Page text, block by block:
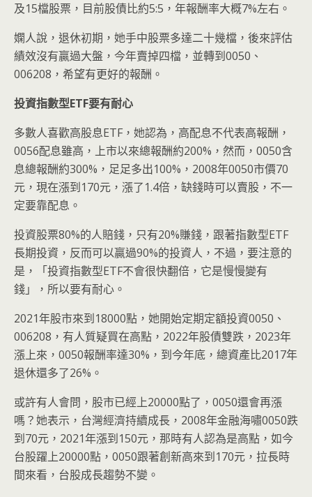
及15檔股票，目前股債比約5:5，年報酬率大概7%左右。
嫻人說，退休初期，她手中股票多達二十幾檔，後來評估
績效沒有贏過大盤，今年賣掉四檔，並轉到0050、
006208，希望有更好的報酬。
投資指數型ETF要有耐心
多數人喜歡高股息ETF，她認為，高配息不代表高報酬，
0056配息雖高，上市以來總報酬約200%，然而，0050含
息總報酬約300%，足足多出100%，2008年0050市價70
元，現在漲到170元，漲了1.4倍，缺錢時可以賣股，不一
定要靠配息。
投資股票80%的人賠錢，只有20%賺錢，跟著指數型ETF
長期投資，反而可以贏過90%的投資人，不過，要注意的
是，「投資指數型ETF不會很快翻倍，它是慢慢變有
錢」，所以要有耐心。
2021年股市來到18000點，她開始定期定額投資0050、
006208，有人質疑買在高點，2022年股債雙跌，2023年
漲上來，0050報酬率達30%，到今年底，總資產比2017年
退休還多了26%。
或許有人會問，股市已經上20000點了，0050還會再漲
嗎？她表示，台灣經濟持續成長，2008年金融海嘯0050跌
到70元，2021年漲到150元，那時有人認為是高點，如今
台股躍上20000點，0050跟著創新高來到170元，拉長時
間來看，台股成長趨勢不變。